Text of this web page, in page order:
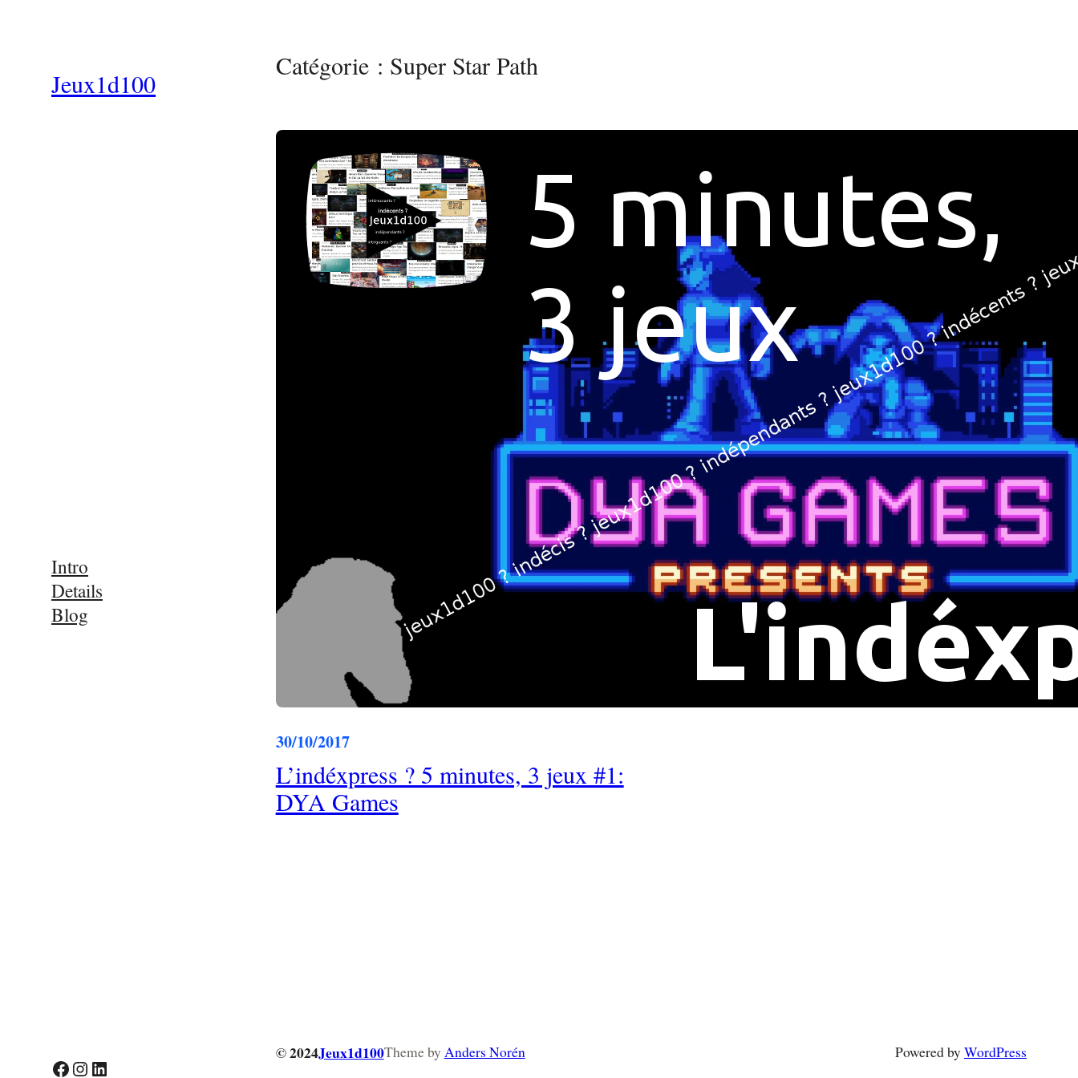
Jeux1d100
Intro
Details
Blog
Facebook Instagram LinkedIn
Catégorie : Super Star Path
30/10/2017
L’indéxpress ? 5 minutes, 3 jeux #1:
DYA Games
© 2024Jeux1d100Theme by Anders Norén Powered by WordPress